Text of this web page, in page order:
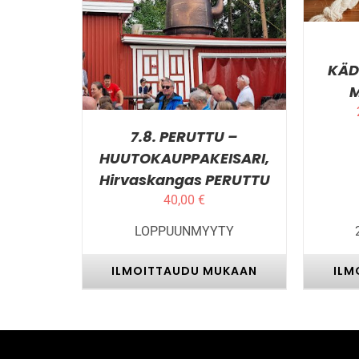
LISÄTIEDOT
7.8. PERUTTU –
HUUTOKAUPPAKEISARI,
Hirvaskangas PERUTTU
40,00€
LOPPUUNMYYTY
ILMOITTAUDU MUKAAN